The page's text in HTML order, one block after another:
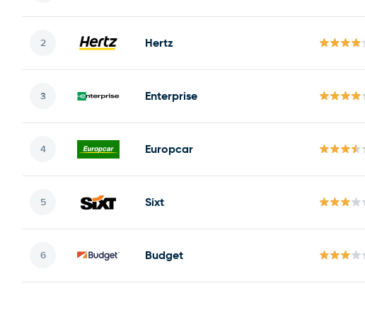
Hertz
Enterprise
Europcar
Sixt
Budget